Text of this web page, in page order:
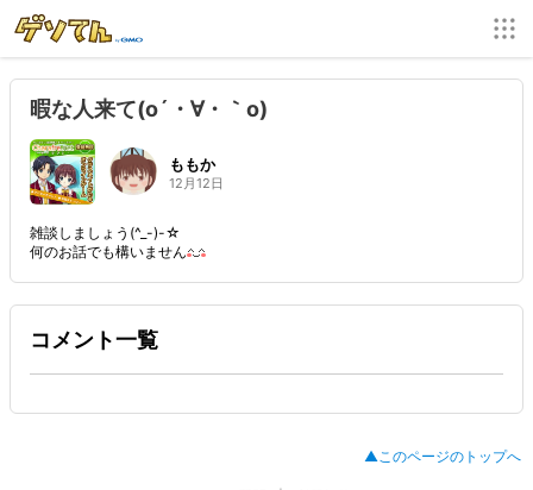
暇な人来て(o´・∀・｀o)
ももか
12月12日
雑談しましょう(^_-)-☆
何のお話でも構いません
コメント一覧
▲このページのトップへ